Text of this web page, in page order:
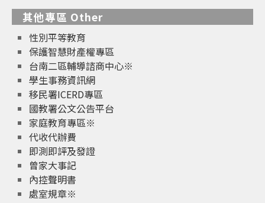
其他專區 Other
性別平等教育
保護智慧財產權專區
台南二區輔導諮商中心※
學生事務資訊網
移民署ICERD專區
國教署公文公告平台
家庭教育專區※
代收代辦費
即測即評及發證
曾家大事記
內控聲明書
處室規章※